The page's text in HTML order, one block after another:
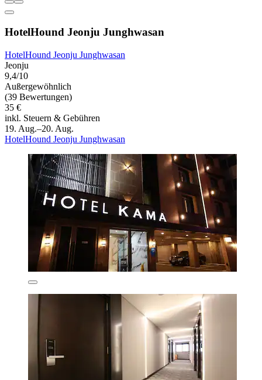
HotelHound Jeonju Junghwasan
HotelHound Jeonju Junghwasan
Jeonju
9,4/10
Außergewöhnlich
(39 Bewertungen)
35 €
inkl. Steuern & Gebühren
19. Aug.–20. Aug.
HotelHound Jeonju Junghwasan